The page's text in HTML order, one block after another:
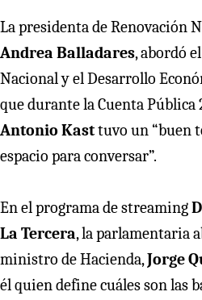
La presidenta de Renovación
Andrea Balladares, abordó
Nacional y el Desarrollo
que durante la Cuenta Pública
Antonio Kasttuvo un “buen
espacio para conversar”.
En el programa de streaming
La Tercera, la parlamentaria
ministro de Hacienda,Jorge
él quien define cuáles son las